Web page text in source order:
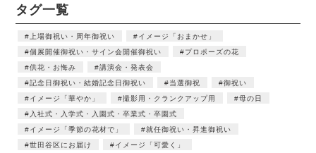
タグ一覧
上場御祝い・周年御祝い
イメージ「おまかせ」
個展開催御祝い・サイン会開催御祝い
プロポーズの花
供花・お悔み
講演会・発表会
記念日御祝い・結婚記念日御祝い
当選御祝
御祝い
イメージ「華やか」
撮影用・クランクアップ用
母の日
入社式・入学式・入園式・卒業式・卒園式
イメージ「季節の花材で」
就任御祝い・昇進御祝い
世田谷区にお届け
イメージ「可愛く」